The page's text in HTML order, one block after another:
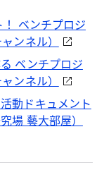
ベンチプロジ
ンネル）
ベンチプロジ
ンネル）
動ドキュメント
場 藝大部屋）